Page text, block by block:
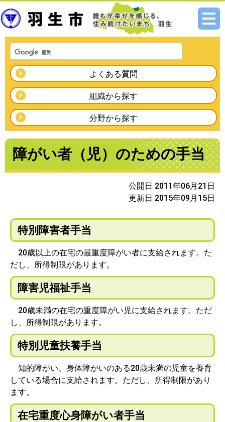
メニ
よくある質問
組織から探す
分野から探す
障がい者（児）のための手当
公開日 2011年06月21日
更新日 2015年09月15日
特別障害者手当
20歳以上の在宅の最重度障がい者に支給されます。た
だし、所得制限があります。
障害児福祉手当
20歳未満の在宅の重度障がい児に支給されます。ただ
し、所得制限があります。
特別児童扶養手当
知的障がい、身体障がいのある20歳未満の児童を養育
している場合に支給されます。ただし、所得制限があり
ます。
在宅重度心身障がい者手当